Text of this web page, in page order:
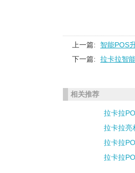
上一篇:
智能POS
下一篇:
拉卡拉智
相关推荐
拉卡拉
拉卡拉亮
拉卡拉
拉卡拉